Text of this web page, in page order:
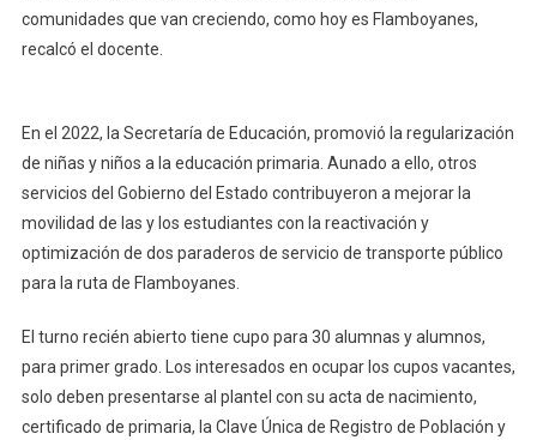
comunidades que van creciendo, como hoy es Flamboyanes,
recalcó el docente.
En el 2022, la Secretaría de Educación, promovió la regularización
de niñas y niños a la educación primaria. Aunado a ello, otros
servicios del Gobierno del Estado contribuyeron a mejorar la
movilidad de las y los estudiantes con la reactivación y
optimización de dos paraderos de servicio de transporte público
para la ruta de Flamboyanes.
El turno recién abierto tiene cupo para 30 alumnas y alumnos,
para primer grado. Los interesados en ocupar los cupos vacantes,
solo deben presentarse al plantel con su acta de nacimiento,
certificado de primaria, la Clave Única de Registro de Población y